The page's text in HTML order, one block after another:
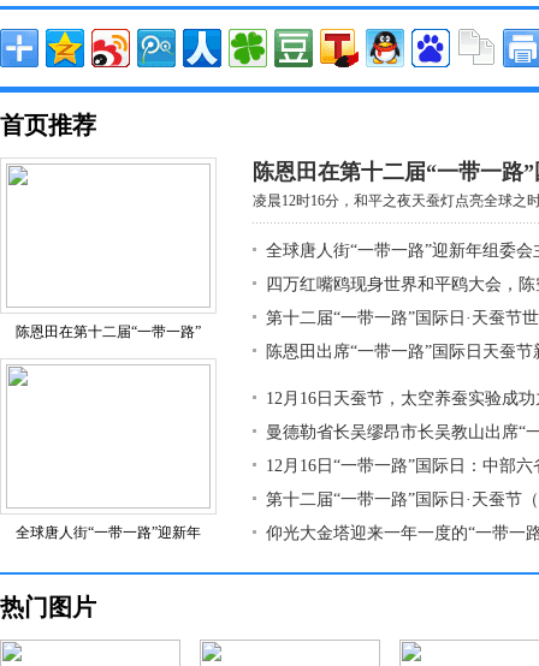
首页推荐
陈恩田在第十二届“一带一路”
全球唐人街“一带一路”迎新年
陈恩田在第十二届“一带一路”
凌晨12时16分，和平之夜天蚕灯点亮全球之
全球唐人街“一带一路”迎新年组委会
四万红嘴鸥现身世界和平鸥大会，
第十二届“一带一路”国际日·天蚕节
陈恩田出席“一带一路”国际日天蚕节
12月16日天蚕节，太空养蚕实验成
曼德勒省长吴缪昂市长吴教山出席“
12月16日“一带一路”国际日：中部六
第十二届“一带一路”国际日·天蚕节
仰光大金塔迎来一年一度的“一带一
热门图片